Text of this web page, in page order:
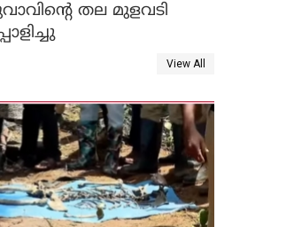
തല മുളവടി
View All